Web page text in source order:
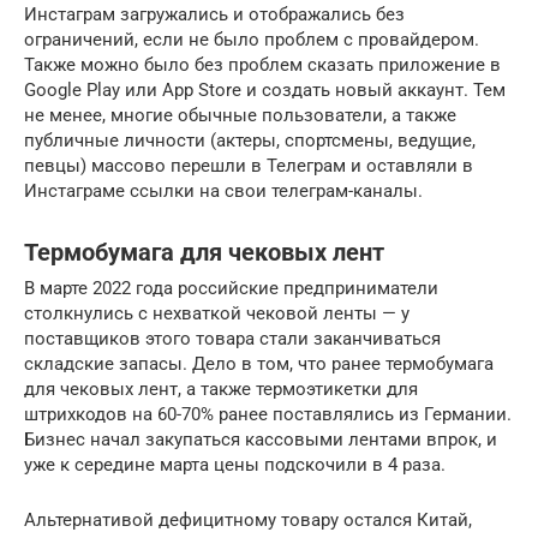
Инстаграм загружались и отображались без
ограничений, если не было проблем с провайдером.
Также можно было без проблем сказать приложение в
Google Play или App Store и создать новый аккаунт. Тем
не менее, многие обычные пользователи, а также
публичные личности (актеры, спортсмены, ведущие,
певцы) массово перешли в Телеграм и оставляли в
Инстаграме ссылки на свои телеграм-каналы.
Термобумага для чековых лент
В марте 2022 года российские предприниматели
столкнулись с нехваткой чековой ленты — у
поставщиков этого товара стали заканчиваться
складские запасы. Дело в том, что ранее термобумага
для чековых лент, а также термоэтикетки для
штрихкодов на 60-70% ранее поставлялись из Германии.
Бизнес начал закупаться кассовыми лентами впрок, и
уже к середине марта цены подскочили в 4 раза.
Альтернативой дефицитному товару остался Китай,